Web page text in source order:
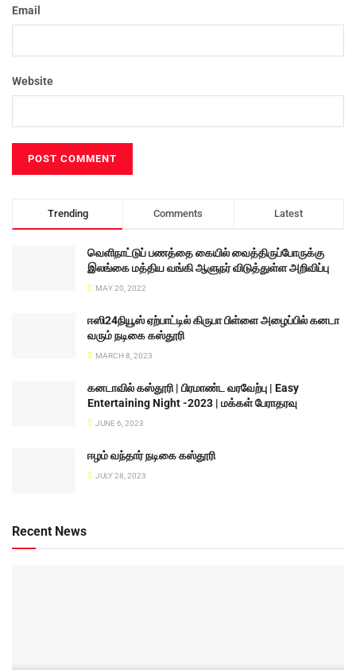
Email
Website
Trending Comments Latest
வெளிநாட்டுப் பணத்தை கையில் வைத்திருப்போருக்கு
இலங்கை மத்திய வங்கி ஆளுநர் விடுத்துள்ள அறிவிப்பு
MAY 20, 2022
ஈஸி24நியூஸ் ஏற்பாட்டில் கிருபா பிள்ளை அழைப்பில் கனடா
வரும் நடிகை கஸ்தூரி
MARCH 8, 2023
கனடாவில் கஸ்தூரி | பிரமாண்ட வரவேற்பு | Easy
Entertaining Night -2023 | மக்கள் பேராதரவு
JUNE 6, 2023
ஈழம் வந்தார் நடிகை கஸ்தூரி
JULY 28, 2023
Recent News